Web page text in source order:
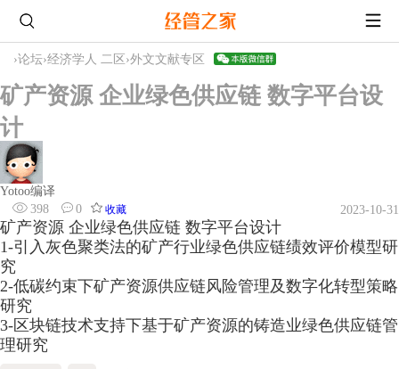
›论坛›经济学人 二区 ›外文文献专区
矿产资源 企业绿色供应链 数字平台设
计
Yotoo编译
398
0 收藏 2023-10-31
矿产资源 企业绿色供应链 数字平台设计
1-引入灰色聚类法的矿产行业绿色供应链绩效评价模型研
究
2-低碳约束下矿产资源供应链风险管理及数字化转型策略
研究
3-区块链技术支持下基于矿产资源的铸造业绿色供应链管
理研究 ​​​